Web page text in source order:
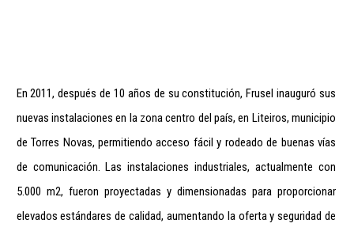
En 2011, después de 10 años de su constitución, Frusel inauguró sus
nuevas instalaciones en la zona centro del país, en Liteiros, municipio
de Torres Novas, permitiendo acceso fácil y rodeado de buenas vías
de comunicación. Las instalaciones industriales, actualmente con
5.000 m2, fueron proyectadas y dimensionadas para proporcionar
elevados estándares de calidad, aumentando la oferta y seguridad de